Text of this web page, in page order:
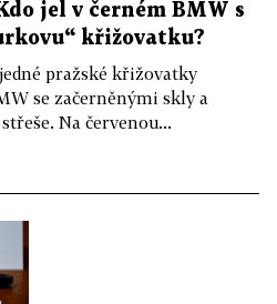
jel v černém BMW s
křižovatku?
pražské křižovatky
se začerněnými skly a
Na červenou...